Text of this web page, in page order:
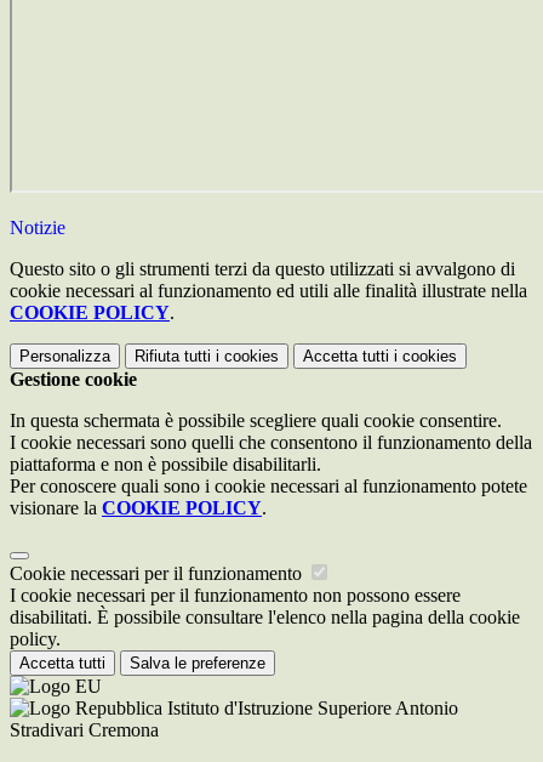
Notizie
Questo sito o gli strumenti terzi da questo utilizzati si avvalgono di
cookie necessari al funzionamento ed utili alle finalità illustrate nella
COOKIE POLICY.
Personalizza Rifiuta tutti i cookies Accetta tutti i cookies
Gestione cookie
In questa schermata è possibile scegliere quali cookie consentire.
I cookie necessari sono quelli che consentono il funzionamento della
piattaforma e non è possibile disabilitarli.
Per conoscere quali sono i cookie necessari al funzionamento potete
visionare la COOKIE POLICY.
Cookie necessari per il funzionamento
I cookie necessari per il funzionamento non possono essere
disabilitati. È possibile consultare l'elenco nella pagina della cookie
policy.
Accetta tutti Salva le preferenze
Istituto d'Istruzione Superiore Antonio
Stradivari Cremona